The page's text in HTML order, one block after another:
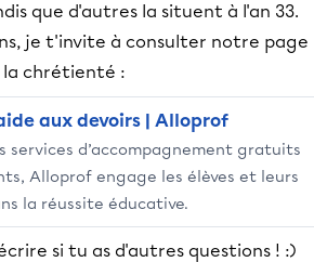
que d'autres la situent à l'an 33.
je t'invite à consulter notre page
la chrétienté :
aux devoirs | Alloprof
services d’accompagnement gratuits
Alloprof engage les élèves et leurs
la réussite éducative.
si tu as d'autres questions ! :)